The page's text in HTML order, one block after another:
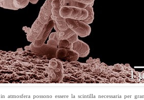
atmosfera possono essere la scintilla necessaria per